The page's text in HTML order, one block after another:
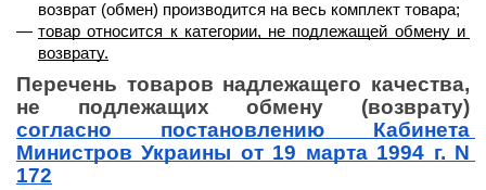
возврат (обмен) производится на весь комплект товара;
товар относится к категории, не подлежащей обмену и
возврату.
Перечень товаров надлежащего качества,
согласно постановлению Кабинета
Министров Украины от 19 марта 1994 г. N
172